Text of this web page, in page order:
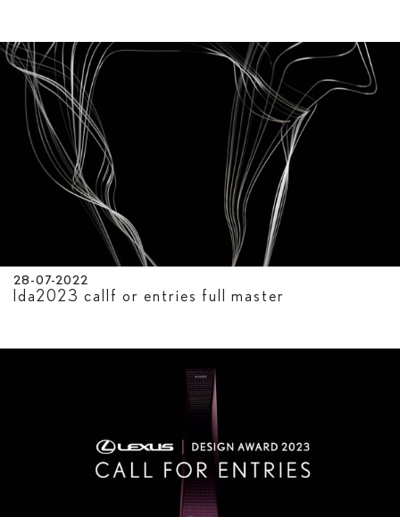
28-07-2022
lda2023 callf or entries full master